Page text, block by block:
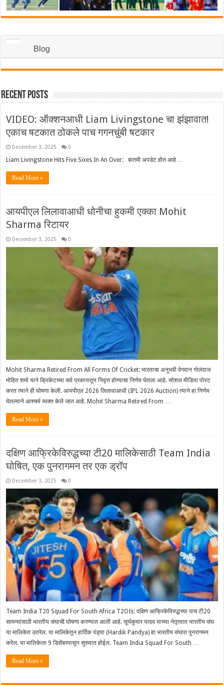
Blog
Recent Posts
VIDEO: ऑक्शनआधी Liam Livingstone चा झंझावात!
एकाच षटकात ठोकले पाच गगनचुंबी षटकार
December 3, 2025 0
Liam Livingstone Hits Five Sixes In An Over: बातमी अपडेट होत आहे…
Read More »
आयपीएल लिलावाआधी धोनीचा हुकमी एक्का Mohit
Sharma रिटायर
December 3, 2025 0
Mohit Sharma Retired From All Forms Of Cricket: भारताचा अनुभवी वेगवान गोलंदाज
मोहित शर्मा याने क्रिकेटच्या सर्व प्रकारातून निवृत्त होण्याचा निर्णय घेतला आहे. सोशल मीडिया पोस्ट
करत त्याने ही घोषणा केली. आयपीएल 2026 लिलावाआधी (IPL 2026 Auction) त्याने हा निर्णय
घेतल्याने आश्चर्य व्यक्त केले जात आहे. Mohit Sharma Retired From …
Read More »
दक्षिण आफ्रिकेविरुद्धच्या टी20 मालिकेसाठी Team India
घोषित, एक पुनरागमन तर एक ड्रॉप
December 3, 2025 0
Team India T20 Squad For South Africa T2OIs: दक्षिण आफ्रिकेविरुद्धच्या पाच टी20
सामन्यांसाठी भारतीय संघाची घोषणा करण्यात आली आहे. सूर्यकुमार यादव याच्या नेतृत्वात भारतीय संघ
या मालिकेत उतरेल. या मालिकेतून हार्दिक पंड्या (Hardik Pandya) हा भारतीय संघात पुनरागमन
करेल. या मालिकेला 9 डिसेंबरपासून सुरुवात होईल. Team India Squad For South …
Read More »